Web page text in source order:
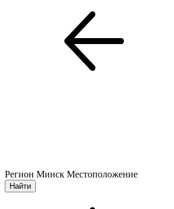
Регион Минск Местоположение